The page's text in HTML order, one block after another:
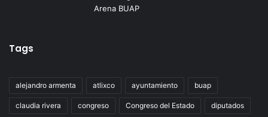
Tags
alejandro armenta atlixco ayuntamiento buap
claudia rivera congreso Congreso del Estado diputados